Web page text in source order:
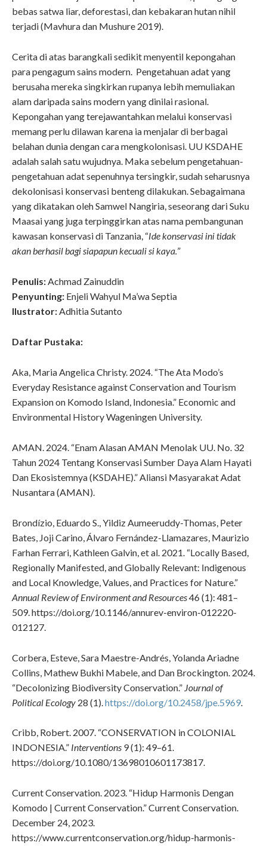
bebas satwa liar, deforestasi, dan kebakaran hutan nihil
terjadi (Mavhura dan Mushure 2019).
Cerita di atas barangkali sedikit menyentil kepongahan
para pengagum sains modern. Pengetahuan adat yang
berusaha mereka singkirkan rupanya lebih memuliakan
alam daripada sains modern yang dinilai rasional.
Kepongahan yang terejawantahkan melalui konservasi
memang perlu dilawan karena ia menjalar di berbagai
belahan dunia dengan cara mengkolonisasi. UU KSDAHE
adalah salah satu wujudnya. Maka sebelum pengetahuan-
pengetahuan adat sepenuhnya tersingkir, sudah seharusnya
dekolonisasi konservasi benteng dilakukan. Sebagaimana
yang dikatakan oleh Samwel Nangiria, seseorang dari Suku
Maasai yang juga terpinggirkan atas nama pembangunan
kawasan konservasi di Tanzania, “Ide konservasi ini tidak
akan berhasil bagi siapapun kecuali si kaya.”
Penulis:Achmad Zainuddin
Penyunting: Enjeli Wahyul Ma’wa Septia
Ilustrator:Adhitia Sutanto
Daftar Pustaka:
Aka, Maria Angelica Christy. 2024. “The Ata Modo’s
Everyday Resistance against Conservation and Tourism
Expansion on Komodo Island, Indonesia.” Economic and
Environmental History Wageningen University.
AMAN. 2024. “Enam Alasan AMAN Menolak UU. No. 32
Tahun 2024 Tentang Konservasi Sumber Daya Alam Hayati
Dan Ekosistemnya (KSDAHE).” Aliansi Masyarakat Adat
Nusantara (AMAN).
Brondízio, Eduardo S., Yildiz Aumeeruddy-Thomas, Peter
Bates, Joji Carino, Álvaro Fernández-Llamazares, Maurizio
Farhan Ferrari, Kathleen Galvin, et al. 2021. “Locally Based,
Regionally Manifested, and Globally Relevant: Indigenous
and Local Knowledge, Values, and Practices for Nature.”
Annual Review of Environment and Resources46 (1): 481–
509. https://doi.org/10.1146/annurev-environ-012220-
012127.
Corbera, Esteve, Sara Maestre-Andrés, Yolanda Ariadne
Collins, Mathew Bukhi Mabele, and Dan Brockington. 2024.
“Decolonizing Biodiversity Conservation.” Journal of
Political Ecology 28 (1). https://doi.org/10.2458/jpe.5969
Cribb, Robert. 2007. “CONSERVATION in COLONIAL
INDONESIA.” Interventions 9 (1): 49–61.
https://doi.org/10.1080/13698010601173817.
Current Conservation. 2023. “Hidup Harmonis Dengan
Komodo | Current Conservation.” Current Conservation.
December 24, 2023.
https://www.currentconservation.org/hidup-harmonis-